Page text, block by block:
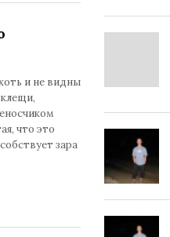
и не видны
что это
зара